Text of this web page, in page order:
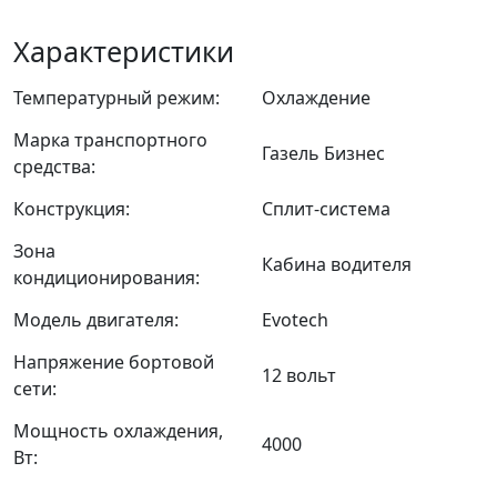
Характеристики
Температурный режим:
Охлаждение
Марка транспортного
средства:
Газель Бизнес
Конструкция:
Сплит-система
Зона
кондиционирования:
Кабина водителя
Модель двигателя:
Evotech
Напряжение бортовой
сети:
12 вольт
Мощность охлаждения,
Вт:
4000